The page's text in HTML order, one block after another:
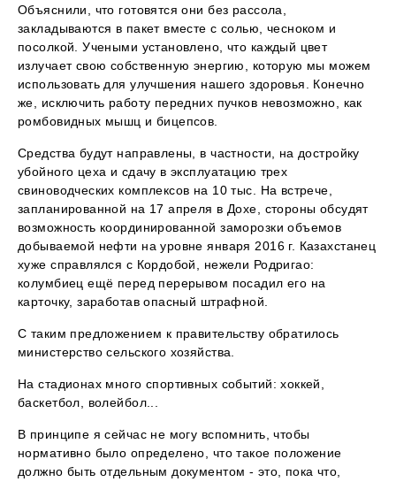
Объяснили, что готовятся они без рассола,
закладываются в пакет вместе с солью, чесноком и
посолкой. Учеными установлено, что каждый цвет
излучает свою собственную энергию, которую мы можем
использовать для улучшения нашего здоровья. Конечно
же, исключить работу передних пучков невозможно, как
ромбовидных мышц и бицепсов.
Средства будут направлены, в частности, на достройку
убойного цеха и сдачу в эксплуатацию трех
свиноводческих комплексов на 10 тыс. На встрече,
запланированной на 17 апреля в Дохе, стороны обсудят
возможность координированной заморозки объемов
добываемой нефти на уровне января 2016 г. Казахстанец
хуже справлялся с Кордобой, нежели Родригао:
колумбиец ещё перед перерывом посадил его на
карточку, заработав опасный штрафной.
С таким предложением к правительству обратилось
министерство сельского хозяйства.
На стадионах много спортивных событий: хоккей,
баскетбол, волейбол...
В принципе я сейчас не могу вспомнить, чтобы
нормативно было определено, что такое положение
должно быть отдельным документом - это, пока что,